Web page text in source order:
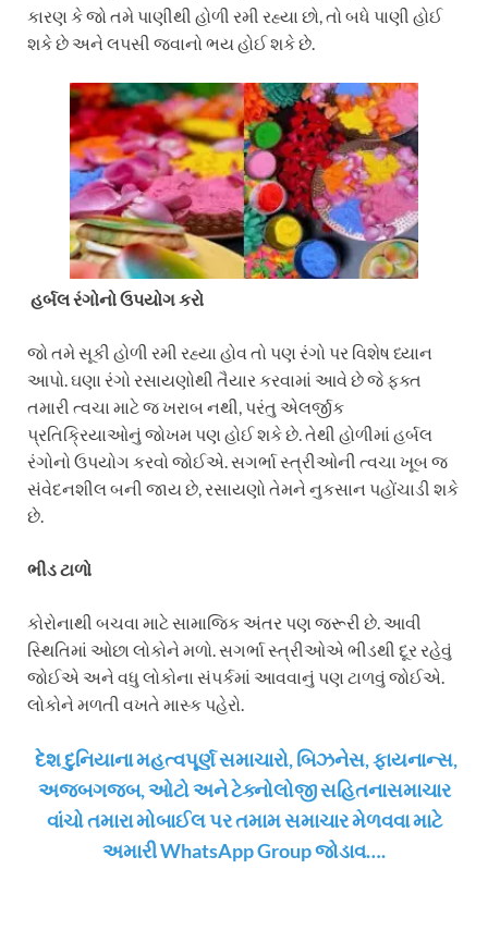
કારણ કે જો તમે પાણીથી હોળી રમી રહ્યા છો, તો બધે પાણી હોઈ
શકે છે અને લપસી જવાનો ભય હોઈ શકે છે.
હર્બલ રંગોનો ઉપયોગ કરો
જો તમે સૂકી હોળી રમી રહ્યા હોવ તો પણ રંગો પર વિશેષ ધ્યાન
આપો. ઘણા રંગો રસાયણોથી તૈયાર કરવામાં આવે છે જે ફક્ત
તમારી ત્વચા માટે જ ખરાબ નથી, પરંતુ એલર્જીક
પ્રતિક્રિયાઓનું જોખમ પણ હોઈ શકે છે. તેથી હોળીમાં હર્બલ
રંગોનો ઉપયોગ કરવો જોઈએ. સગર્ભા સ્ત્રીઓની ત્વચા ખૂબ જ
સંવેદનશીલ બની જાય છે, રસાયણો તેમને નુકસાન પહોંચાડી શકે
છે.
ભીડ ટાળો
કોરોનાથી બચવા માટે સામાજિક અંતર પણ જરૂરી છે. આવી
સ્થિતિમાં ઓછા લોકોને મળો. સગર્ભા સ્ત્રીઓએ ભીડથી દૂર રહેવું
જોઈએ અને વધુ લોકોના સંપર્કમાં આવવાનું પણ ટાળવું જોઈએ.
લોકોને મળતી વખતે માસ્ક પહેરો.
દેશ દુનિયાના મહત્વપૂર્ણ સમાચારો, બિઝનેસ, ફાયનાન્સ,
અજબગજબ, ઓટો અને ટેક્નોલોજી સહિતનાસમાચાર
વાંચો તમારા મોબાઈલ પર તમામ સમાચાર મેળવવા માટે
અમારી WhatsApp Group જોડાવ….